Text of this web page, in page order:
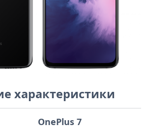
характеристики
OnePlus 7